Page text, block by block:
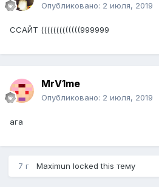
Опубликовано: 2 июля, 2019
ССАЙТ (((((((((((((999999
MrV1me
Опубликовано: 2 июля, 2019
ага
7 г Maximun locked this тему